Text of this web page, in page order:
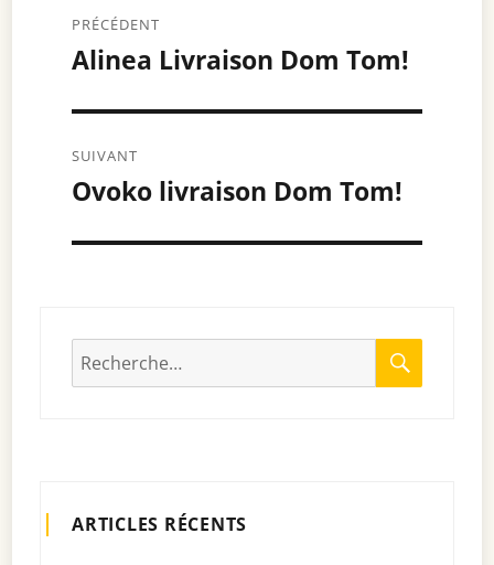
de
PRÉCÉDENT
Article
Alinea Livraison Dom Tom!
SUIVANT
Article
Ovoko livraison Dom Tom!
Recherche
pour
ARTICLES RÉCENTS